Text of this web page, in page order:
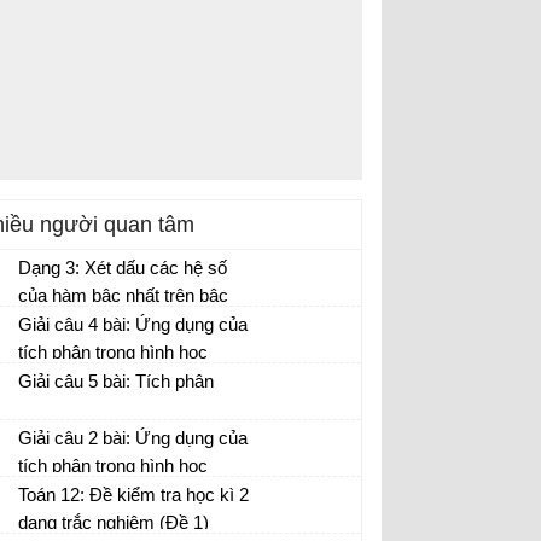
người quan tâm
Dạng 3: Xét dấu các hệ số
của hàm bậc nhất trên bậc
nhất, phân tích đồ thị hàm số.
Giải câu 4 bài: Ứng dụng của
tích phân trong hình học
Giải câu 5 bài: Tích phân
Giải câu 2 bài: Ứng dụng của
tích phân trong hình học
Toán 12: Đề kiểm tra học kì 2
dạng trắc nghiệm (Đề 1)